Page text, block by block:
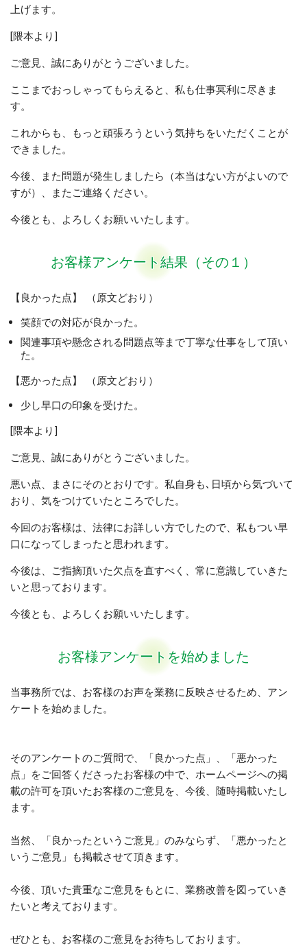
上げます。
[隈本より]
ご意見、誠にありがとうございました。
ここまでおっしゃってもらえると、私も仕事冥利に尽きま
す。
これからも、もっと頑張ろうという気持ちをいただくことが
できました。
今後、また問題が発生しましたら（本当はない方がよいので
すが）、またご連絡ください。
今後とも、よろしくお願いいたします。
お客様アンケート結果（その１）
【良かった点】 （原文どおり）
笑顔での対応が良かった。
関連事項や懸念される問題点等まで丁寧な仕事をして頂い
た。
【悪かった点】 （原文どおり）
少し早口の印象を受けた。
[隈本より]
ご意見、誠にありがとうございました。
悪い点、まさにそのとおりです。私自身も､日頃から気づいて
おり、気をつけていたところでした。
今回のお客様は、法律にお詳しい方でしたので、私もつい早
口になってしまったと思われます。
今後は、ご指摘頂いた欠点を直すべく、常に意識していきた
いと思っております。
今後とも、よろしくお願いいたします。
お客様アンケートを始めました
当事務所では、お客様のお声を業務に反映させるため、アン
ケートを始めました。
そのアンケートのご質問で、「良かった点」、「悪かった
点」をご回答くださったお客様の中で、ホームページへの掲
載の許可を頂いたお客様のご意見を、今後、随時掲載いたし
ます。
当然、「良かったというご意見」のみならず、「悪かったと
いうご意見」も掲載させて頂きます。
今後、頂いた貴重なご意見をもとに、業務改善を図っていき
たいと考えております。
ぜひとも、お客様のご意見をお待ちしております。